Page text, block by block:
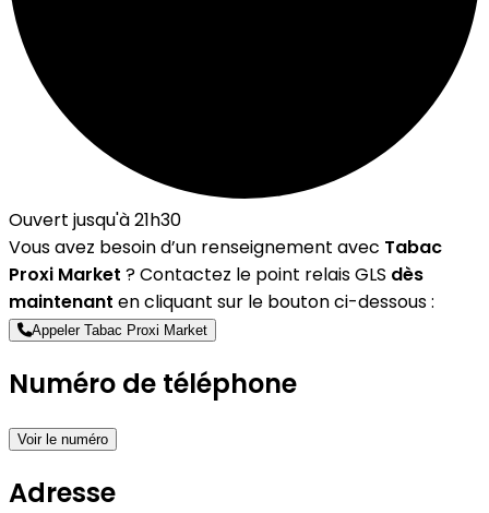
Ouvert jusqu'à 21h30
Vous avez besoin d’un renseignement avec Tabac
Proxi Market ? Contactez le point relais GLS dès
maintenant en cliquant sur le bouton ci-dessous :
Appeler Tabac Proxi Market
Numéro de téléphone
Voir le numéro
Adresse